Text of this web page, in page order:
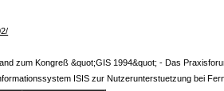
zum Kongreß &quot;GIS 1994&quot; - Das
ISIS zur Nutzerunterstuetzung bei